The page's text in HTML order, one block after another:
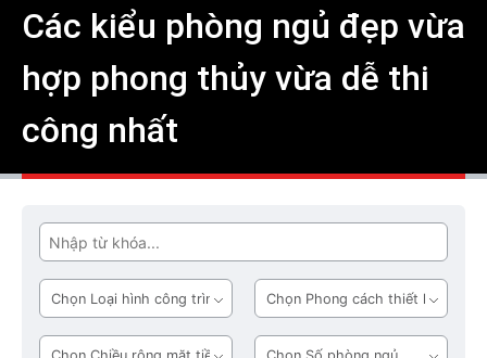
Các kiểu phòng ngủ đẹp vừa
hợp phong thủy vừa dễ thi
công nhất
Tìm
Loại
hình
công
Phong
cách
thiết
Chiều
Số